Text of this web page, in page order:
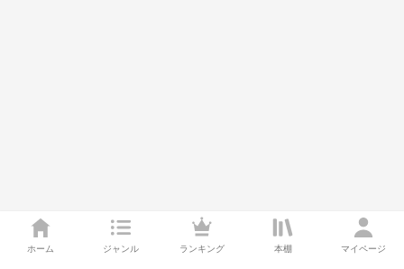
ホーム ジャンル ランキング 本棚 マイページ